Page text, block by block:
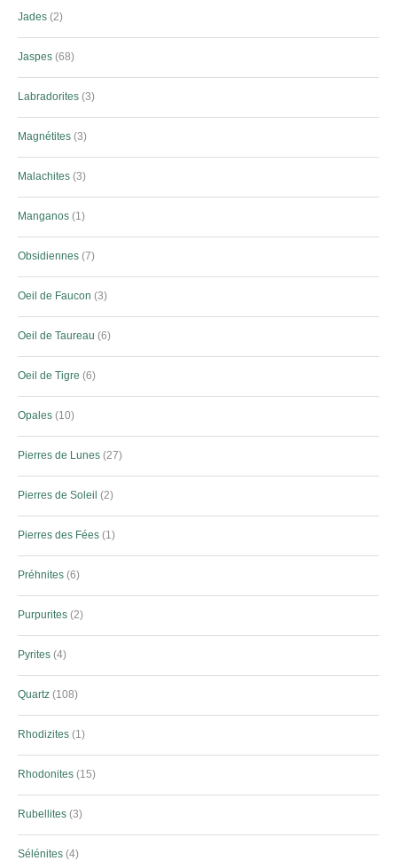
Jades 2
Jaspes 68
Labradorites 3
Magnétites 3
Malachites 3
Manganos 1
Obsidiennes 7
Oeil de Faucon 3
Oeil de Taureau 6
Oeil de Tigre 6
Opales 10
Pierres de Lunes 27
Pierres de Soleil 2
Pierres des Fées 1
Préhnites 6
Purpurites 2
Pyrites 4
Quartz 108
Rhodizites 1
Rhodonites 15
Rubellites 3
Sélénites 4